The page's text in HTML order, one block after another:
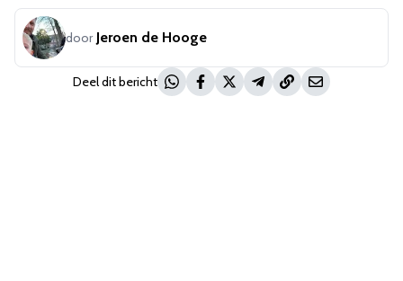
door Jeroen de Hooge
Deel dit bericht